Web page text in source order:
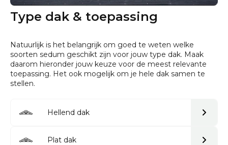
Type dak & toepassing
Natuurlijk is het belangrijk om goed te weten welke
soorten sedum geschikt zijn voor jouw type dak. Maak
daarom hieronder jouw keuze voor de meest relevante
toepassing. Het ook mogelijk om je hele dak samen te
stellen.
Hellend dak
Plat dak